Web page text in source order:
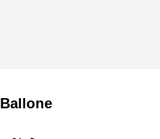
Ballone